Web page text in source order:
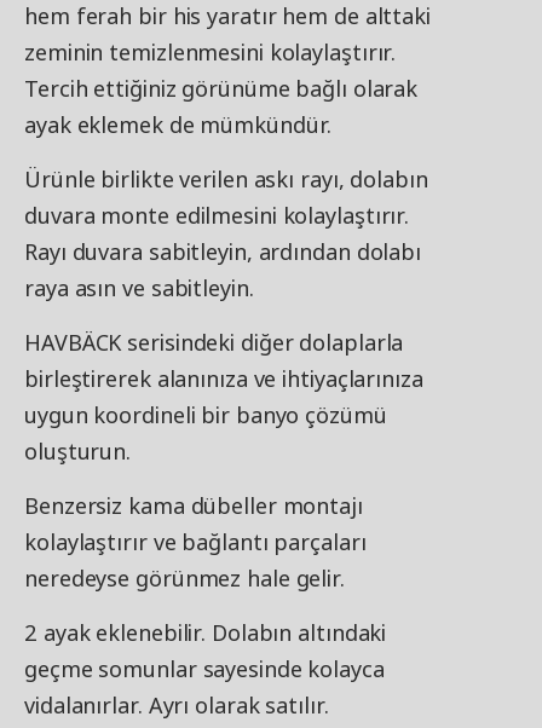
hem ferah bir his yaratır hem de alttaki
zeminin temizlenmesini kolaylaştırır.
Tercih ettiğiniz görünüme bağlı olarak
ayak eklemek de mümkündür.
Ürünle birlikte verilen askı rayı, dolabın
duvara monte edilmesini kolaylaştırır.
Rayı duvara sabitleyin, ardından dolabı
raya asın ve sabitleyin.
HAVBÄCK serisindeki diğer dolaplarla
birleştirerek alanınıza ve ihtiyaçlarınıza
uygun koordineli bir banyo çözümü
oluşturun.
Benzersiz kama dübeller montajı
kolaylaştırır ve bağlantı parçaları
neredeyse görünmez hale gelir.
2 ayak eklenebilir. Dolabın altındaki
geçme somunlar sayesinde kolayca
vidalanırlar. Ayrı olarak satılır.